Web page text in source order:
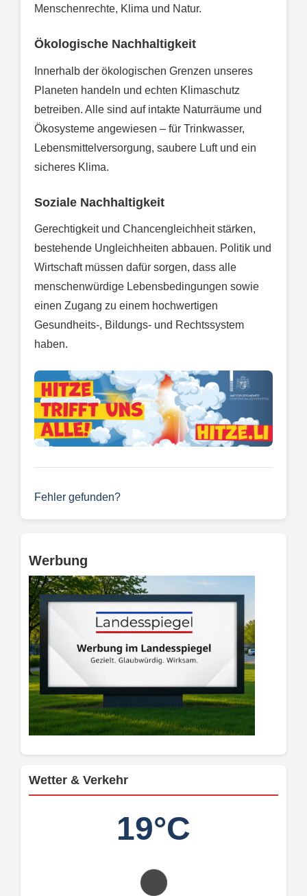
Menschenrechte, Klima und Natur.
Ökologische Nachhaltigkeit
Innerhalb der ökologischen Grenzen unseres
Planeten handeln und echten Klimaschutz
betreiben. Alle sind auf intakte Naturräume und
Ökosysteme angewiesen – für Trinkwasser,
Lebensmittelversorgung, saubere Luft und ein
sicheres Klima.
Soziale Nachhaltigkeit
Gerechtigkeit und Chancengleichheit stärken,
bestehende Ungleichheiten abbauen. Politik und
Wirtschaft müssen dafür sorgen, dass alle
menschenwürdige Lebensbedingungen sowie
einen Zugang zu einem hochwertigen
Gesundheits-, Bildungs- und Rechtssystem
haben.
Fehler gefunden?
Werbung
Wetter & Verkehr
19°C